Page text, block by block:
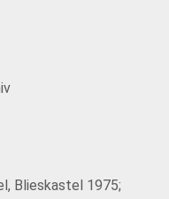
Blieskastel 1975;